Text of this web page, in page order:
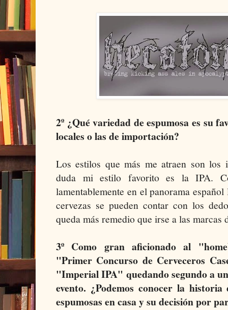
2º ¿Qué variedad de espumosa es su
locales o las de importación?
Los estilos que más me atraen son los
duda mi estilo favorito es la IPA.
lamentablemente en el panorama
cervezas se pueden contar con los
queda más remedio que irse a las
3º Como gran aficionado al
"Primer Concurso de Cerveceros
"Imperial IPA" quedando segundo a
evento. ¿Podemos conocer la
espumosas en casa y su decisión por